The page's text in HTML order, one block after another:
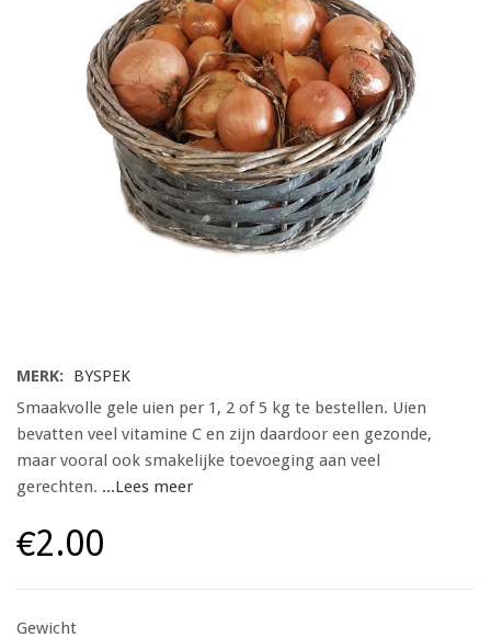
MERK: BYSPEK
Smaakvolle gele uien per 1, 2 of 5 kg te bestellen. Uien
bevatten veel vitamine C en zijn daardoor een gezonde,
maar vooral ook smakelijke toevoeging aan veel
gerechten. ...Lees meer
€2.00
Gewicht